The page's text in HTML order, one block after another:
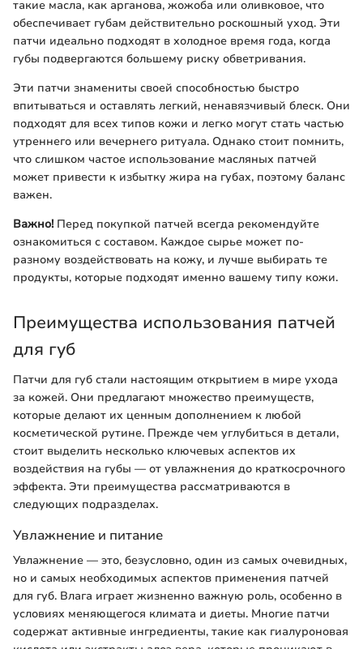
такие масла, как арганова, жожоба или оливковое, что
обеспечивает губам действительно роскошный уход. Эти
патчи идеально подходят в холодное время года, когда
губы подвергаются большему риску обветривания.
Эти патчи знамениты своей способностью быстро
впитываться и оставлять легкий, ненавязчивый блеск. Они
подходят для всех типов кожи и легко могут стать частью
утреннего или вечернего ритуала. Однако стоит помнить,
что слишком частое использование масляных патчей
может привести к избытку жира на губах, поэтому баланс
важен.
Важно! Перед покупкой патчей всегда рекомендуйте
ознакомиться с составом. Каждое сырье может по-
разному воздействовать на кожу, и лучше выбирать те
продукты, которые подходят именно вашему типу кожи.
Преимущества использования патчей
для губ
Патчи для губ стали настоящим открытием в мире ухода
за кожей. Они предлагают множество преимуществ,
которые делают их ценным дополнением к любой
косметической рутине. Прежде чем углубиться в детали,
стоит выделить несколько ключевых аспектов их
воздействия на губы — от увлажнения до краткосрочного
эффекта. Эти преимущества рассматриваются в
следующих подразделах.
Увлажнение и питание
Увлажнение — это, безусловно, один из самых очевидных,
но и самых необходимых аспектов применения патчей
для губ. Влага играет жизненно важную роль, особенно в
условиях меняющегося климата и диеты. Многие патчи
содержат активные ингредиенты, такие как гиалуроновая